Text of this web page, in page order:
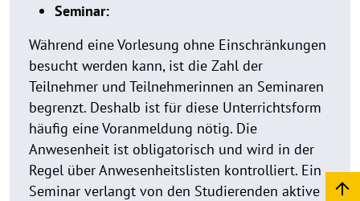
Seminar:
Während eine Vorlesung ohne Einschränkungen
besucht werden kann, ist die Zahl der
Teilnehmer und Teilnehmerinnen an Seminaren
begrenzt. Deshalb ist für diese Unterrichtsform
häufig eine Voranmeldung nötig. Die
Anwesenheit ist obligatorisch und wird in der
Regel über Anwesenheitslisten kontrolliert. Ein
Seminar verlangt von den Studierenden aktive